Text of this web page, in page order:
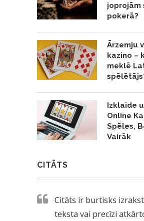
joprojām
pokerā?
Ārzemju
kazino –
meklē
Izklaide
Online
Spēles,
Vairāk
CITĀTS
Citāts ir burtisks
teksta vai precīzi